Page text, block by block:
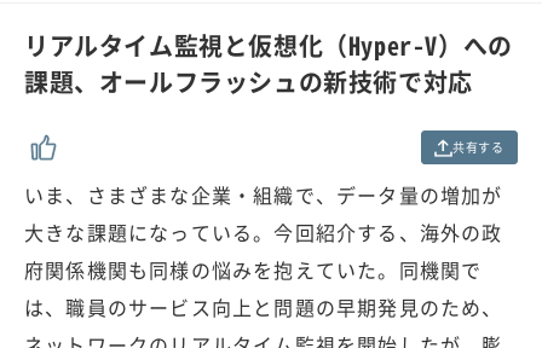
リアルタイム監視と仮想化（Hyper-V）への
課題、オールフラッシュの新技術で対応
共有する
いま、さまざまな企業・組織で、データ量の増加が
大きな課題になっている。今回紹介する、海外の政
府関係機関も同様の悩みを抱えていた。同機関で
は、職員のサービス向上と問題の早期発見のため、